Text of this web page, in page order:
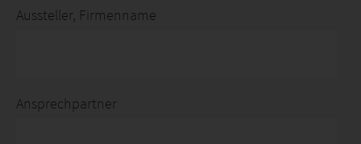
Aussteller, Firmenname
Ansprechpartner